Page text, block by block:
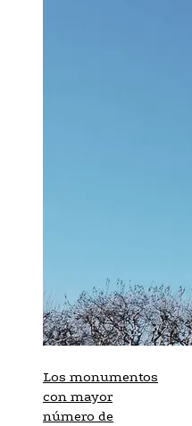
Los monumentos
con mayor
número de